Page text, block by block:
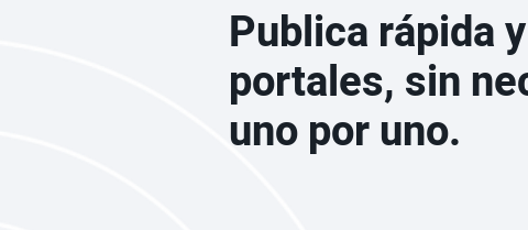
Publica rápida
portales, sin
uno por uno.